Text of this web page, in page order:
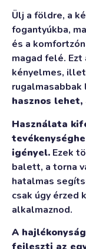
Ülj a földre, a
fogantyúkba,
és a
magad felé.
kényelmes,
hasznos
Használata
igényel. Ezek
balett, a torna
hatalmas
csak úgy érzed
alkalmaznod.
A